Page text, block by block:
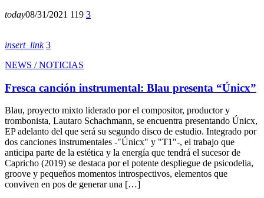
today08/31/2021 119 3
insert_link 3
NEWS / NOTICIAS
Fresca canción instrumental: Blau presenta “Únicx”
Blau, proyecto mixto liderado por el compositor, productor y
trombonista, Lautaro Schachmann, se encuentra presentando Únicx,
EP adelanto del que será su segundo disco de estudio. Integrado por
dos canciones instrumentales -"Únicx" y "T1"-, el trabajo que
anticipa parte de la estética y la energía que tendrá el sucesor de
Capricho (2019) se destaca por el potente despliegue de psicodelia,
groove y pequeños momentos introspectivos, elementos que
conviven en pos de generar una […]